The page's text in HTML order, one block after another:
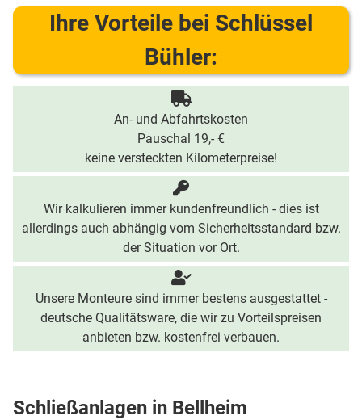
Ihre Vorteile bei Schlüssel
Bühler:
An- und Abfahrtskosten
Pauschal 19,- €
keine versteckten Kilometerpreise!
Wir kalkulieren immer kundenfreundlich - dies ist
allerdings auch abhängig vom Sicherheitsstandard bzw.
der Situation vor Ort.
Unsere Monteure sind immer bestens ausgestattet -
deutsche Qualitätsware, die wir zu Vorteilspreisen
anbieten bzw. kostenfrei verbauen.
Schließanlagen in Bellheim